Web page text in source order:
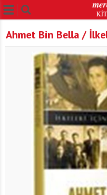
Ahmet Bin Bella /